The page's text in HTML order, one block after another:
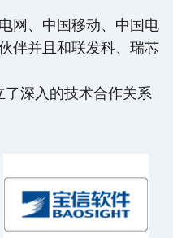
网、中国移动、中国电
伴并且和联发科、瑞芯
深入的技术合作关系